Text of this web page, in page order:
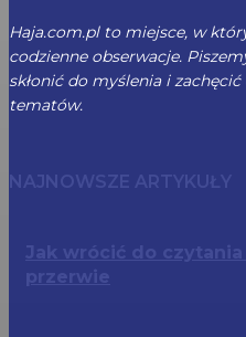
Haja.com.pl to miejsce, w
codzienne obserwacje.
skłonić do myślenia i
tematów.